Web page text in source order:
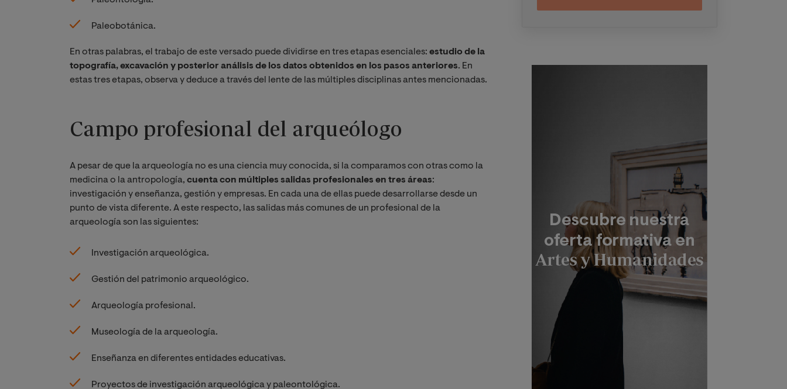
Paleobotánica.
En otras palabras, el trabajo de este versado puede dividirse en tres etapas esenciales: estudio de la
topografía, excavación y posterior análisis de los datos obtenidos en los pasos anteriores. En
estas tres etapas, observa y deduce a través del lente de las múltiples disciplinas antes mencionadas.
Campo profesional del arqueólogo
A pesar de que la arqueología no es una ciencia muy conocida, si la comparamos con otras como la
medicina o la antropología, cuenta con múltiples salidas profesionales en tres áreas:
investigación y enseñanza, gestión y empresas. En cada una de ellas puede desarrollarse desde un
punto de vista diferente. A este respecto, las salidas más comunes de un profesional de la
arqueología son las siguientes:
Investigación arqueológica.
Gestión del patrimonio arqueológico.
Arqueología profesional.
Museología de la arqueología.
Enseñanza en diferentes entidades educativas.
Proyectos de investigación arqueológica y paleontológica.
electrónico) y por medios telefónicos, siendo
supresión, rectificación, oposición, limitación
Podrá ponerse en contacto con nuestro
Delegado de Protección de Datos mediante
o a Grupo
Planeta, At.: Delegado de Protección de
Datos, Avda. Diagonal 662-664, 08034